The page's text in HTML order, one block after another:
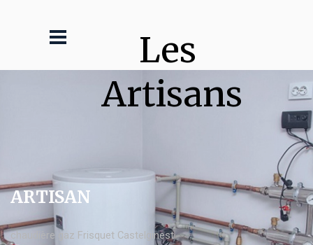
Les
Artisans
ARTISAN
chaudière gaz Frisquet Castelginest